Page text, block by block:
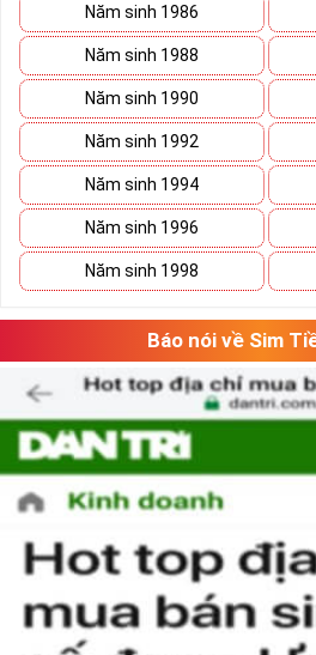
Năm sinh 1986
Năm sinh 1988
Năm sinh 1990
Năm sinh 1992
Năm sinh 1994
Năm sinh 1996
Năm sinh 1998
Báo nói về Sim